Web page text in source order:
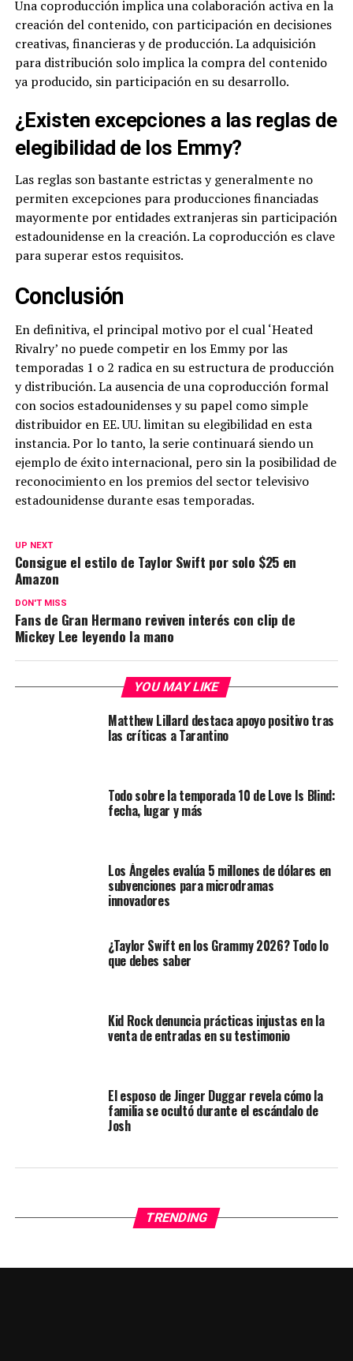
Una coproducción implica una colaboración activa en la
creación del contenido, con participación en decisiones
creativas, financieras y de producción. La adquisición
para distribución solo implica la compra del contenido
ya producido, sin participación en su desarrollo.
¿Existen excepciones a las reglas de
elegibilidad de los Emmy?
Las reglas son bastante estrictas y generalmente no
permiten excepciones para producciones financiadas
mayormente por entidades extranjeras sin participación
estadounidense en la creación. La coproducción es clave
para superar estos requisitos.
Conclusión
En definitiva, el principal motivo por el cual ‘Heated
Rivalry’ no puede competir en los Emmy por las
temporadas 1 o 2 radica en su estructura de producción
y distribución. La ausencia de una coproducción formal
con socios estadounidenses y su papel como simple
distribuidor en EE. UU. limitan su elegibilidad en esta
instancia. Por lo tanto, la serie continuará siendo un
ejemplo de éxito internacional, pero sin la posibilidad de
reconocimiento en los premios del sector televisivo
estadounidense durante esas temporadas.
UP NEXT
Consigue el estilo de Taylor Swift por solo $25 en
Amazon
DON'T MISS
Fans de Gran Hermano reviven interés con clip de
Mickey Lee leyendo la mano
YOU MAY LIKE
Matthew Lillard destaca apoyo positivo tras
las críticas a Tarantino
Todo sobre la temporada 10 de Love Is Blind:
fecha, lugar y más
Los Ángeles evalúa 5 millones de dólares en
subvenciones para microdramas
innovadores
¿Taylor Swift en los Grammy 2026? Todo lo
que debes saber
Kid Rock denuncia prácticas injustas en la
venta de entradas en su testimonio
El esposo de Jinger Duggar revela cómo la
familia se ocultó durante el escándalo de
Josh
TRENDING